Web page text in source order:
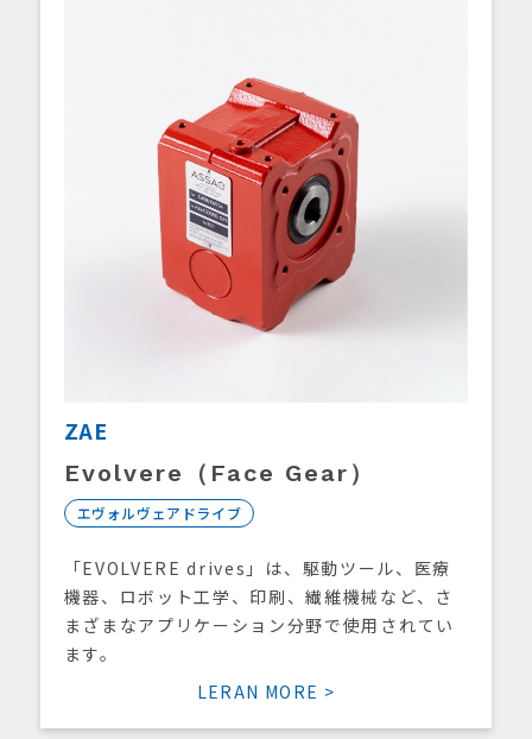
ZAE
Evolvere（Face Gear）
エヴォルヴェアドライブ
「EVOLVERE drives」は、駆動ツール、医療
機器、ロボット工学、印刷、繊維機械など、さ
まざまなアプリケーション分野で使用されてい
ます。
LERAN MORE >